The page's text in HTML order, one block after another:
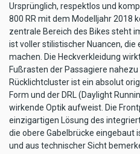
Ursprünglich, respektlos und
800 RR mit dem Modelljahr 2018
zentrale Bereich des Bikes steht
ist voller stilistischer Nuancen,
machen. Die Heckverkleidung
Fußrasten der Passagiere nahezu
Rücklichtcluster ist ein absolut
Form und der DRL (Daylight
wirkende Optik aufweist. Die
einzigartigen Lösung des
die obere Gabelbrücke eingebaut
und aus technischer Sicht